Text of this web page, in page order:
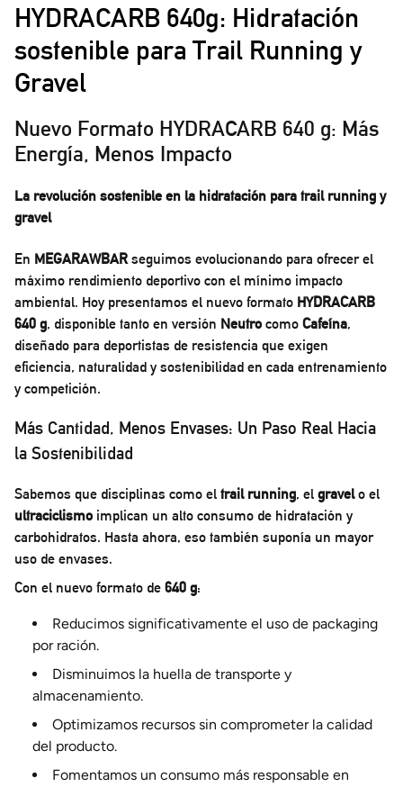
HYDRACARB 640g: Hidratación
sostenible para Trail Running y
Gravel
Nuevo Formato HYDRACARB 640 g: Más
Energía, Menos Impacto
La revolución sostenible en la hidratación para trail running y
gravel
En MEGARAWBAR seguimos evolucionando para ofrecer el
máximo rendimiento deportivo con el mínimo impacto
ambiental. Hoy presentamos el nuevo formato HYDRACARB
640 g, disponible tanto en versión Neutro como Cafeína,
diseñado para deportistas de resistencia que exigen
eficiencia, naturalidad y sostenibilidad en cada entrenamiento
y competición.
Más Cantidad, Menos Envases: Un Paso Real Hacia
la Sostenibilidad
Sabemos que disciplinas como el trail running, el gravelo el
ultraciclismo implican un alto consumo de hidratación y
carbohidratos. Hasta ahora, eso también suponía un mayor
uso de envases.
Con el nuevo formato de 640 g:
Reducimos significativamente el uso de packaging
por ración.
Disminuimos la huella de transporte y
almacenamiento.
Optimizamos recursos sin comprometer la calidad
del producto.
Fomentamos un consumo más responsable en